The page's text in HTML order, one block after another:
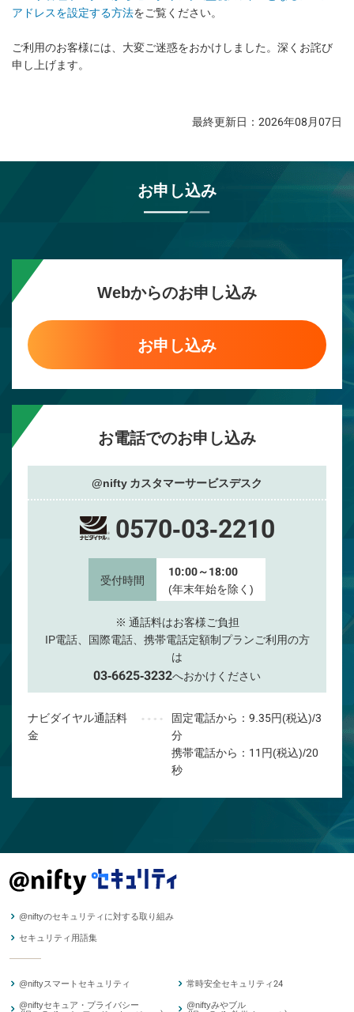
アドレスを設定する方法をご覧ください。
ご利用のお客様には、大変ご迷惑をおかけしました。深くお詫び
申し上げます。
最終更新日：2026年08月07日
お申し込み
Webからのお申し込み
お申し込み
お電話でのお申し込み
@nifty カスタマーサービスデスク
0570-03-2210
受付時間
10:00～18:00
(年末年始を除く)
※ 通話料はお客様ご負担
IP電話、国際電話、携帯電話定額制プランご利用の方
は
03-6625-3232へおかけください
ナビダイヤル通話料
金
固定電話から：9.35円(税込)/3
分
携帯電話から：11円(税込)/20
秒
@niftyのセキュリティに対する取り組み
セキュリティ用語集
@niftyスマートセキュリティ
常時安全セキュリティ24
@niftyセキュア・プライバシー
@niftyみやブル